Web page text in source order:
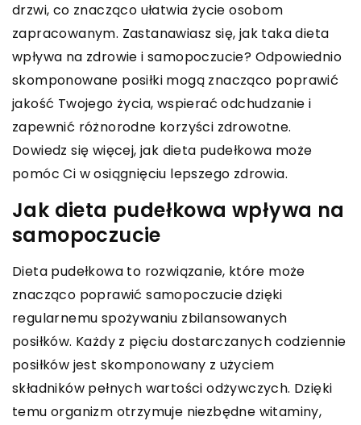
drzwi, co znacząco ułatwia życie osobom
zapracowanym. Zastanawiasz się, jak taka dieta
wpływa na zdrowie i samopoczucie? Odpowiednio
skomponowane posiłki mogą znacząco poprawić
jakość Twojego życia, wspierać odchudzanie i
zapewnić różnorodne korzyści zdrowotne.
Dowiedz się więcej, jak dieta pudełkowa może
pomóc Ci w osiągnięciu lepszego zdrowia.
Jak dieta pudełkowa wpływa na
samopoczucie
Dieta pudełkowa to rozwiązanie, które może
znacząco poprawić samopoczucie dzięki
regularnemu spożywaniu zbilansowanych
posiłków. Każdy z pięciu dostarczanych codziennie
posiłków jest skomponowany z użyciem
składników pełnych wartości odżywczych. Dzięki
temu organizm otrzymuje niezbędne witaminy,